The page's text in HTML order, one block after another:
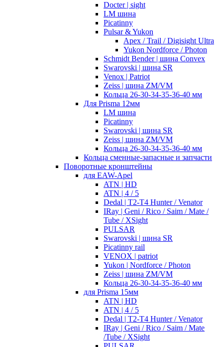
Docter | sight
LM шина
Picatinny
Pulsar & Yukon
Apex / Trail / Digisight Ultra
Yukon Nordforce / Photon
Schmidt Bender | шина Convex
Swarovski | шина SR
Venox | Patriot
Zeiss | шина ZM/VM
Кольца 26-30-34-35-36-40 мм
Для Prisma 12мм
LM шина
Picatinny
Swarovski | шина SR
Zeiss | шина ZM/VM
Кольца 26-30-34-35-36-40 мм
Кольца сменные-запасные и запчасти
Поворотные кронштейны
для EAW-Apel
ATN | HD
ATN | 4 / 5
Dedal | T2-T4 Hunter / Venator
IRay | Geni / Rico / Saim / Mate /
Tube / XSight
PULSAR
Swarovski | шина SR
Picatinny rail
VENOX | patriot
Yukon | Nordforce / Photon
Zeiss | шина ZM/VM
Кольца 26-30-34-35-36-40 мм
для Prisma 15мм
ATN | HD
ATN | 4 / 5
Dedal | T2-T4 Hunter / Venator
IRay | Geni / Rico / Saim / Mate
/Tube / XSight